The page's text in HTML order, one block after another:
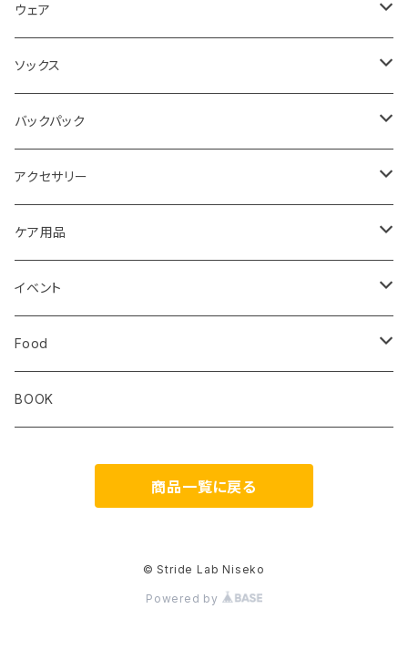
ロード
メンズ
レディス
トレイル
メンズ
レディス
キッズ
ジム トレーニング
ウェア
Teton Bros.
Static
Milestone
Altra
ibex
ULTIMATE DIRECTION
ソックス
Milestone
Drymax
Hiker Trash
OS1st
extremities
STRIDE
バックパック
Ultimate Direction
Teton Bros.
RawLow Mountain Works
Okara
Rab
アクセサリー
Halo Commodity
Extremities
Km4k
Coros
HIKER TRASH
ケア用品
ROD
Correct Toes
Aggressive Design
イベント
Zero Limits in Niseko
Food
The Small Twist
BOOK
商品一覧に戻る
© Stride Lab Niseko
Powered by